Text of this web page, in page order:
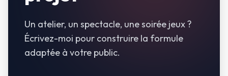
Un atelier, un spectacle, une soirée jeux ?
Écrivez-moi pour construire la formule
adaptée à votre public.